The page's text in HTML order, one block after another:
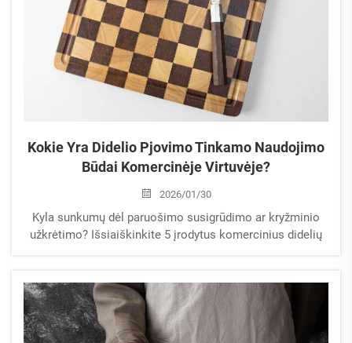
Kokie Yra Didelio Pjovimo Tinkamo Naudojimo
Būdai Komercinėje Virtuvėje?
2026/01/30
Kyla sunkumų dėl paruošimo susigrūdimo ar kryžminio
užkrėtimo? Išsiaiškinkite 5 įrodytus komercinius didelių
paruošimas ir kt. Dabar padidinkite saugą ir greitį.